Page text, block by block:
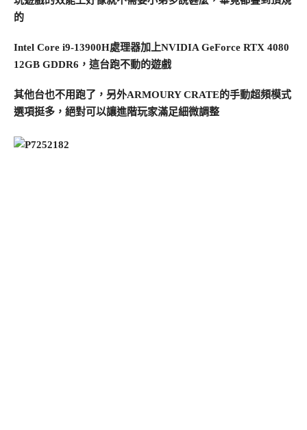
的
Intel Core i9-13900H處理器加上NVIDIA GeForce RTX 4080
12GB GDDR6，這台跑不動的遊戲
其他台也不用跑了，另外ARMOURY CRATE的手動超頻模式
選項挺多，絕對可以讓進階玩家滿足細微調整